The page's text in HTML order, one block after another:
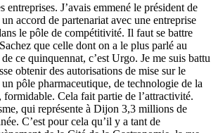
J’avais emmené le président de
accord de partenariat avec une entreprise
le pôle de compétitivité. Il faut se battre
que celle dont on a le plus parlé au
ce quinquennat, c’est Urgo. Je me suis battu
obtenir des autorisations de mise sur le
pôle pharmaceutique, de technologie de la
formidable. Cela fait partie de l’attractivité.
qui représente à Dijon 3,3 millions de
C’est pour cela qu’il y a tant de